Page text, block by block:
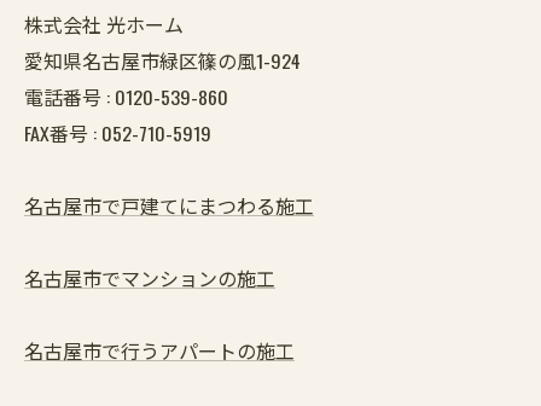
株式会社 光ホーム
愛知県名古屋市緑区篠の風1-924
電話番号 : 0120-539-860
FAX番号 : 052-710-5919
名古屋市で戸建てにまつわる施工
名古屋市でマンションの施工
名古屋市で行うアパートの施工